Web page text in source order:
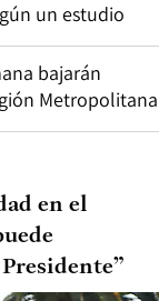
un estudio
bajarán
Metropolitana
en el